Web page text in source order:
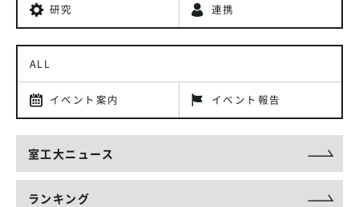
研究 連携
ALL
イベント案内 イベント報告
室工大ニュース
ランキング